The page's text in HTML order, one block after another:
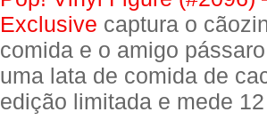
Exclusive captura o
comida e o amigo
uma lata de comida de
edição limitada e mede